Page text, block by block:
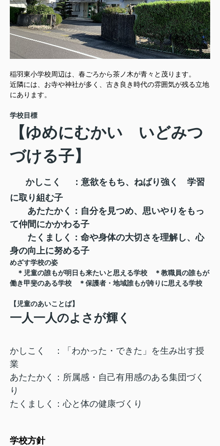
稲羽東小学校周辺は、春ごろから茶ノ木が青々と茂ります。
近隣には、お寺や神社が多く、古き良き時代の雰囲気が残る立地
にあります。
学校目標
【ゆめにむかい いどみつ
づける子】
かしこく ：意欲をもち、ねばり強く 学習
に取り組む子
あたたかく：自分を見つめ、思いやりをもっ
て仲間にかかわる子
たくましく：命や身体の大切さを理解し、心
身の向上に努める子
めざす学校の姿
＊児童の誰もが明日も来たいと思える学校 ＊教職員の誰もが
働き甲斐のある学校 ＊保護者・地域誰もが誇りに思える学校
【児童のあいことば】
一人一人のよさが輝く
かしこく ：「わかった・できた」を生み出す授
業
あたたかく：所属感・自己有用感のある集団づく
り
たくましく：心と体の健康づくり
学校方針